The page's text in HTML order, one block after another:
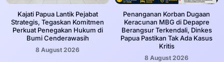
Kajati Papua Lantik Pejabat
Strategis, Tegaskan Komitmen
Perkuat Penegakan Hukum di
Bumi Cenderawasih
8 August 2026
Penanganan Korban Dugaan
Keracunan MBG di Depapre
Berangsur Terkendali, Dinkes
Papua Pastikan Tak Ada Kasus
Kritis
8 August 2026